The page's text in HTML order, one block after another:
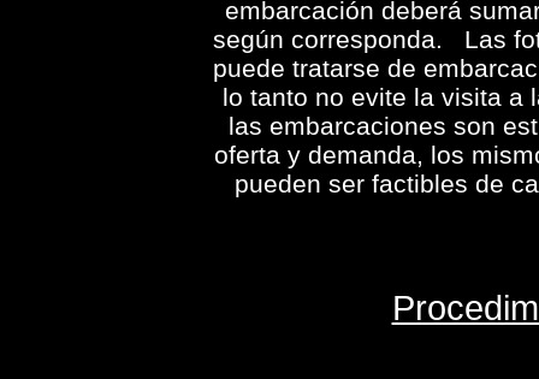
embarcación deberá
según corresponda. Las
puede tratarse de
lo tanto no evite la visita a
las embarcaciones son
oferta y demanda, los
pueden ser factibles de